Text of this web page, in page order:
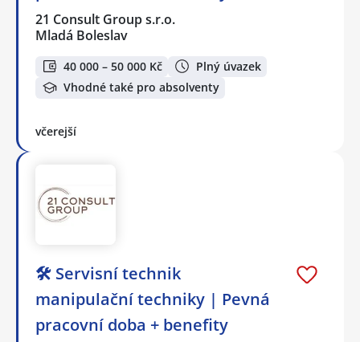
21 Consult Group s.r.o.
Mladá Boleslav
40 000 – 50 000 Kč
Plný úvazek
Vhodné také pro absolventy
včerejší
🛠️ Servisní technik
manipulační techniky | Pevná
pracovní doba + benefity